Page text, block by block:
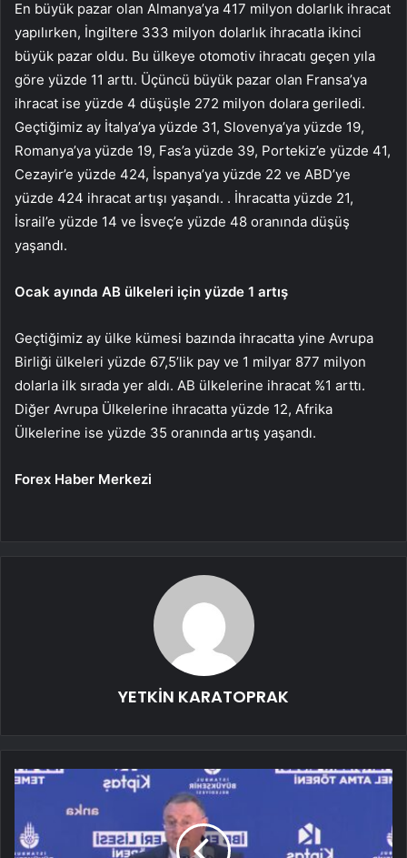
En büyük pazar olan Almanya’ya 417 milyon dolarlık ihracat
yapılırken, İngiltere 333 milyon dolarlık ihracatla ikinci
büyük pazar oldu. Bu ülkeye otomotiv ihracatı geçen yıla
göre yüzde 11 arttı. Üçüncü büyük pazar olan Fransa’ya
ihracat ise yüzde 4 düşüşle 272 milyon dolara geriledi.
Geçtiğimiz ay İtalya’ya yüzde 31, Slovenya’ya yüzde 19,
Romanya’ya yüzde 19, Fas’a yüzde 39, Portekiz’e yüzde 41,
Cezayir’e yüzde 424, İspanya’ya yüzde 22 ve ABD’ye
yüzde 424 ihracat artışı yaşandı. . İhracatta yüzde 21,
İsrail’e yüzde 14 ve İsveç’e yüzde 48 oranında düşüş
yaşandı.
Ocak ayında AB ülkeleri için yüzde 1 artış
Geçtiğimiz ay ülke kümesi bazında ihracatta yine Avrupa
Birliği ülkeleri yüzde 67,5’lik pay ve 1 milyar 877 milyon
dolarla ilk sırada yer aldı. AB ülkelerine ihracat %1 arttı.
Diğer Avrupa Ülkelerine ihracatta yüzde 12, Afrika
Ülkelerine ise yüzde 35 oranında artış yaşandı.
Forex Haber Merkezi
YETKİN KARATOPRAK